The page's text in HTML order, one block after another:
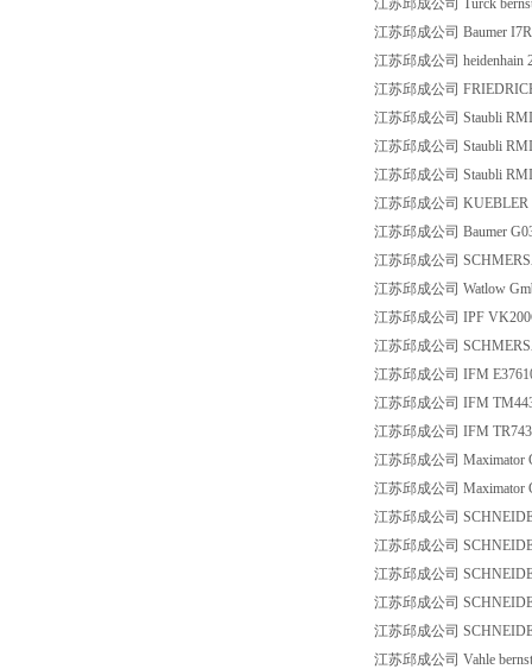
江苏邱成公司 Turck
江苏邱成公司 Baumer
江苏邱成公司 heidenhain
江苏邱成公司
江苏邱成公司 Staubli
江苏邱成公司 Staubli
江苏邱成公司 Staubli
江苏邱成公司 KUEBLER
江苏邱成公司 Baumer
江苏邱成公司
江苏邱成公司 Watlow
江苏邱成公司 IPF
江苏邱成公司
江苏邱成公司 IFM
江苏邱成公司 IFM
江苏邱成公司 IFM
江苏邱成公司 Maximator
江苏邱成公司 Maximator
江苏邱成公司
江苏邱成公司
江苏邱成公司
江苏邱成公司
江苏邱成公司
江苏邱成公司 Vahle